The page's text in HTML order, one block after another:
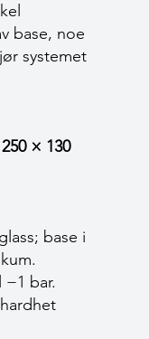
base, noe
systemet
× 130
base i
bar.